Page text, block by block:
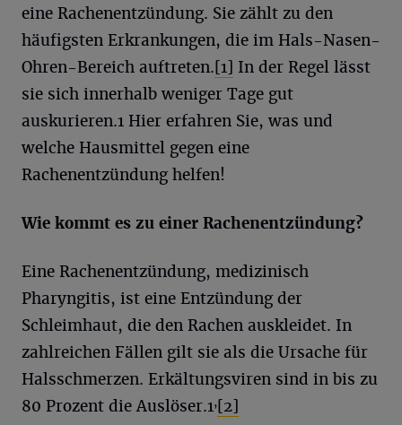
eine Rachenentzündung. Sie zählt zu den
häufigsten Erkrankungen, die im Hals-Nasen-
Ohren-Bereich auftreten.[1] In der Regel lässt
sie sich innerhalb weniger Tage gut
auskurieren.1 Hier erfahren Sie, was und
welche Hausmittel gegen eine
Rachenentzündung helfen!
Wie kommt es zu einer Rachenentzündung?
Eine Rachenentzündung, medizinisch
Pharyngitis, ist eine Entzündung der
Schleimhaut, die den Rachen auskleidet. In
zahlreichen Fällen gilt sie als die Ursache für
Halsschmerzen. Erkältungsviren sind in bis zu
80 Prozent die Auslöser.1,[2]